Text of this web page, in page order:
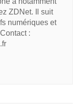
ZDNet. Il suit
numériques et
: